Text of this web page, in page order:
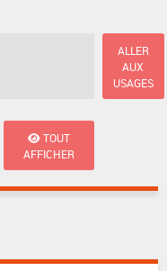
ALLER
AUX
USAGES
TOUT
AFFICHER